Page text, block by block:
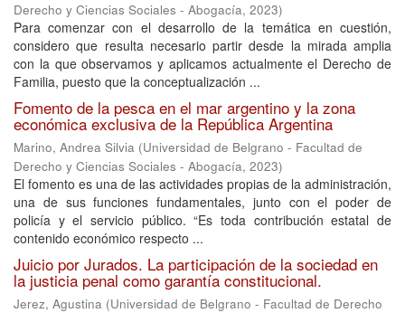
Derecho y Ciencias Sociales - Abogacía, 2023)
Para comenzar con el desarrollo de la temática en cuestión,
considero que resulta necesario partir desde la mirada amplia
con la que observamos y aplicamos actualmente el Derecho de
Familia, puesto que la conceptualización ...
Fomento de la pesca en el mar argentino y la zona
económica exclusiva de la República Argentina
Marino, Andrea Silvia (Universidad de Belgrano - Facultad de
Derecho y Ciencias Sociales - Abogacía, 2023)
El fomento es una de las actividades propias de la administración,
una de sus funciones fundamentales, junto con el poder de
policía y el servicio público. “Es toda contribución estatal de
contenido económico respecto ...
Juicio por Jurados. La participación de la sociedad en
la justicia penal como garantía constitucional.
Jerez, Agustina (Universidad de Belgrano - Facultad de Derecho